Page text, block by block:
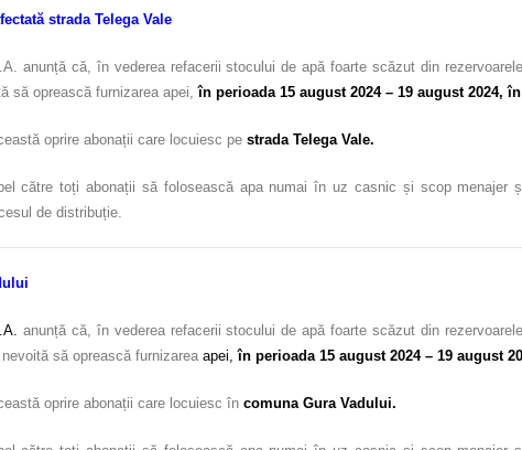
strada Telega Vale
anunță că, în vederea refacerii stocului de apă foarte scăzut din
să oprească furnizarea apei,în perioada 15 august 2024 – 19 august 2024,
oprire abonații care locuiesc pe strada Telega Vale.
către toți abonații să folosească apa numai în uz casnic și scop
de distribuție.
anunță că, în vederea refacerii stocului de apă foarte scăzut din
nevoită să oprească furnizarea apei,în perioada 15 august 2024 – 19 august
oprire abonații care locuiesc în comuna Gura Vadului.